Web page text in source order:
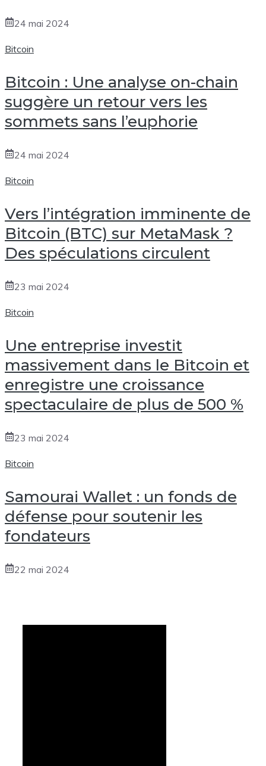
24 mai 2024
Bitcoin
Bitcoin : Une analyse on-chain
suggère un retour vers les
sommets sans l’euphorie
24 mai 2024
Bitcoin
Vers l’intégration imminente de
Bitcoin (BTC) sur MetaMask ?
Des spéculations circulent
23 mai 2024
Bitcoin
Une entreprise investit
massivement dans le Bitcoin et
enregistre une croissance
spectaculaire de plus de 500 %
23 mai 2024
Bitcoin
Samourai Wallet : un fonds de
défense pour soutenir les
fondateurs
22 mai 2024